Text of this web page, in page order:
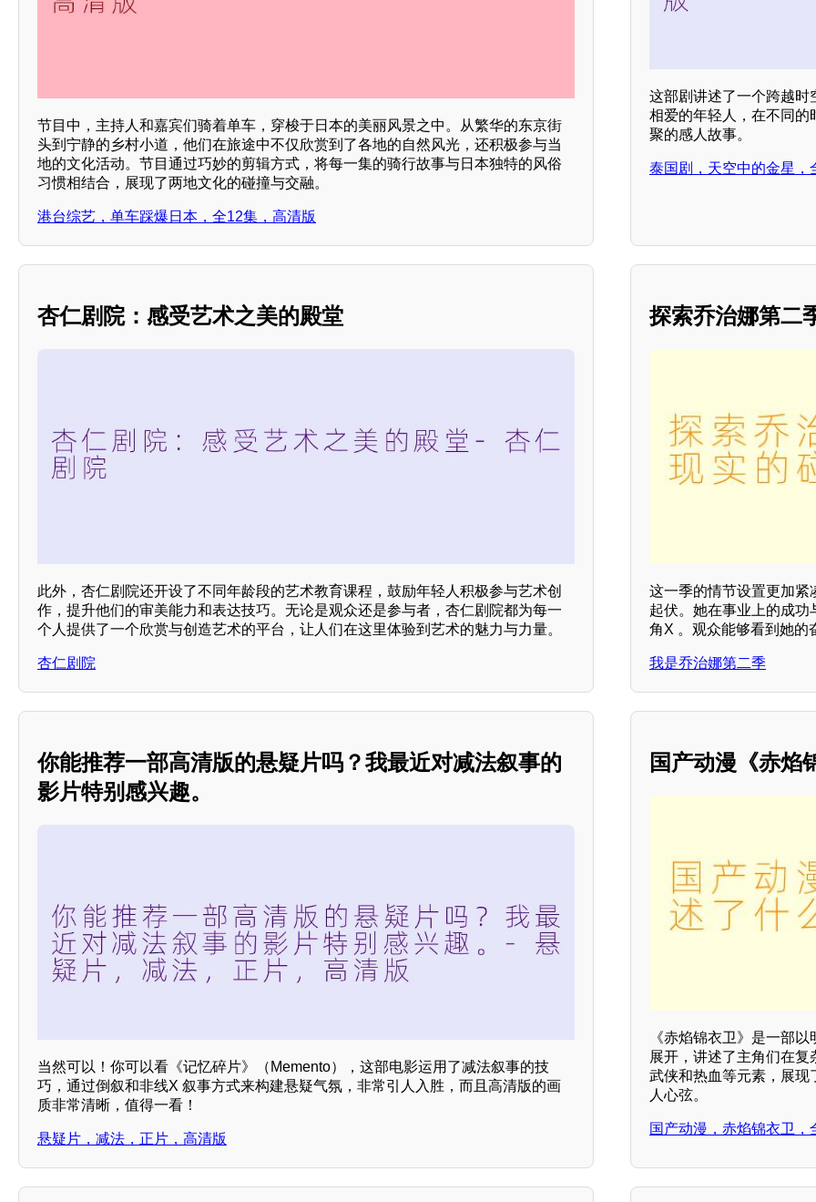
节目中，主持人和嘉宾们骑着单车，穿梭于日本的美丽风景之中。从繁华的东京街
头到宁静的乡村小道，他们在旅途中不仅欣赏到了各地的自然风光，还积极参与当
地的文化活动。节目通过巧妙的剪辑方式，将每一集的骑行故事与日本独特的风俗
习惯相结合，展现了两地文化的碰撞与交融。
港台综艺，单车踩爆日本，全12集，高清版
这部剧讲述了一个跨越时
相爱的年轻人，在不同的
聚的感人故事。
泰国剧，天空中的金星，
杏仁剧院：感受艺术之美的殿堂
此外，杏仁剧院还开设了不同年龄段的艺术教育课程，鼓励年轻人积极参与艺术创
作，提升他们的审美能力和表达技巧。无论是观众还是参与者，杏仁剧院都为每一
个人提供了一个欣赏与创造艺术的平台，让人们在这里体验到艺术的魅力与力量。
杏仁剧院
探索乔治娜第二
这一季的情节设置更加紧
起伏。她在事业上的成
角X 。观众能够看到她的
我是乔治娜第二季
你能推荐一部高清版的悬疑片吗？我最近对减法叙事的
影片特别感兴趣。
当然可以！你可以看《记忆碎片》（Memento），这部电影运用了减法叙事的技
巧，通过倒叙和非线X 叙事方式来构建悬疑气氛，非常引人入胜，而且高清版的画
质非常清晰，值得一看！
悬疑片，减法，正片，高清版
国产动漫《赤焰
《赤焰锦衣卫》是一部
展开，讲述了主角们在
武侠和热血等元素，展现
人心弦。
国产动漫，赤焰锦衣卫，